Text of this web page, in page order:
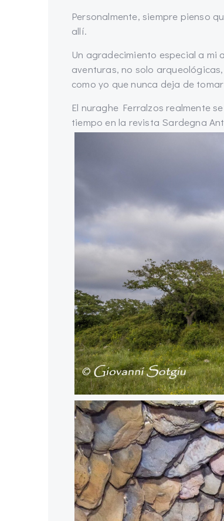
Personalmente, siempre pienso
allí.
Un agradecimiento especial a
aventuras, no solo
como yo que nunca deja de
El nuraghe Ferralzos realmente
tiempo en la revista Sardegna